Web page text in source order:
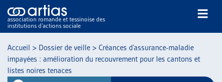
association romande et tessinoise des
institutions d’actions sociale
Accueil > Dossier de veille > Créances d’assurance-maladie
impayées : amélioration du recouvrement pour les cantons et
listes noires tenaces